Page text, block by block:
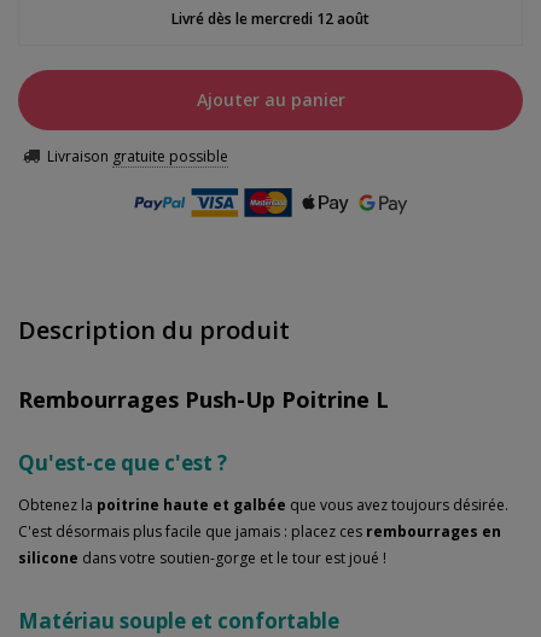
Livré dès le mercredi 12 août
Ajouter au panier
Livraison gratuite possible
Description du produit
Rembourrages Push-Up Poitrine L
Qu'est-ce que c'est ?
Obtenez la poitrine haute et galbée que vous avez toujours désirée.
C'est désormais plus facile que jamais : placez ces rembourrages en
silicone dans votre soutien-gorge et le tour est joué !
Matériau souple et confortable